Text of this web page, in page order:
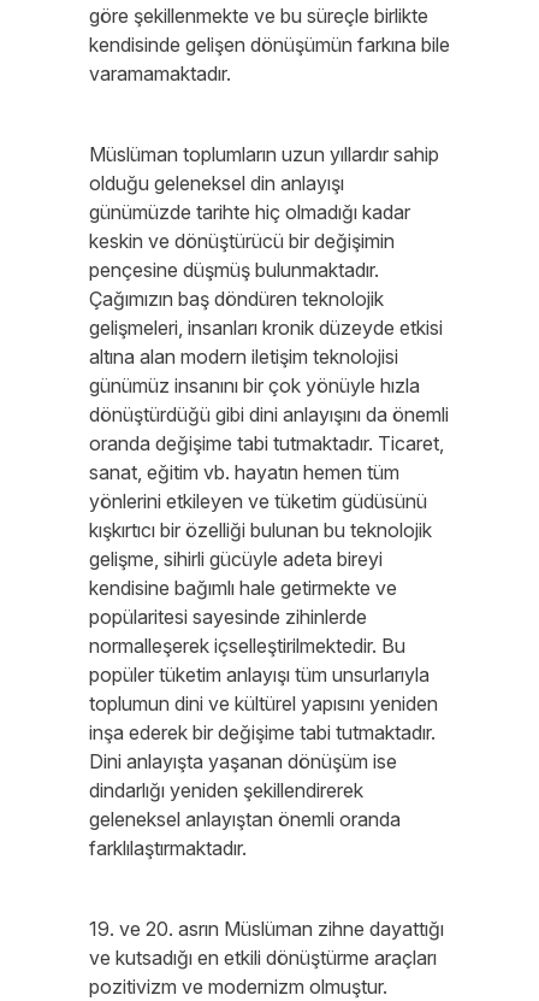
göre şekillenmekte ve bu süreçle birlikte
kendisinde gelişen dönüşümün farkına bile
varamamaktadır.
Müslüman toplumların uzun yıllardır sahip
olduğu geleneksel din anlayışı
günümüzde tarihte hiç olmadığı kadar
keskin ve dönüştürücü bir değişimin
pençesine düşmüş bulunmaktadır.
Çağımızın baş döndüren teknolojik
gelişmeleri, insanları kronik düzeyde etkisi
altına alan modern iletişim teknolojisi
günümüz insanını bir çok yönüyle hızla
dönüştürdüğü gibi dini anlayışını da önemli
oranda değişime tabi tutmaktadır. Ticaret,
sanat, eğitim vb. hayatın hemen tüm
yönlerini etkileyen ve tüketim güdüsünü
kışkırtıcı bir özelliği bulunan bu teknolojik
gelişme, sihirli gücüyle adeta bireyi
kendisine bağımlı hale getirmekte ve
popülaritesi sayesinde zihinlerde
normalleşerek içselleştirilmektedir. Bu
popüler tüketim anlayışı tüm unsurlarıyla
toplumun dini ve kültürel yapısını yeniden
inşa ederek bir değişime tabi tutmaktadır.
Dini anlayışta yaşanan dönüşüm ise
dindarlığı yeniden şekillendirerek
geleneksel anlayıştan önemli oranda
farklılaştırmaktadır.
19. ve 20. asrın Müslüman zihne dayattığı
ve kutsadığı en etkili dönüştürme araçları
pozitivizm ve modernizm olmuştur.